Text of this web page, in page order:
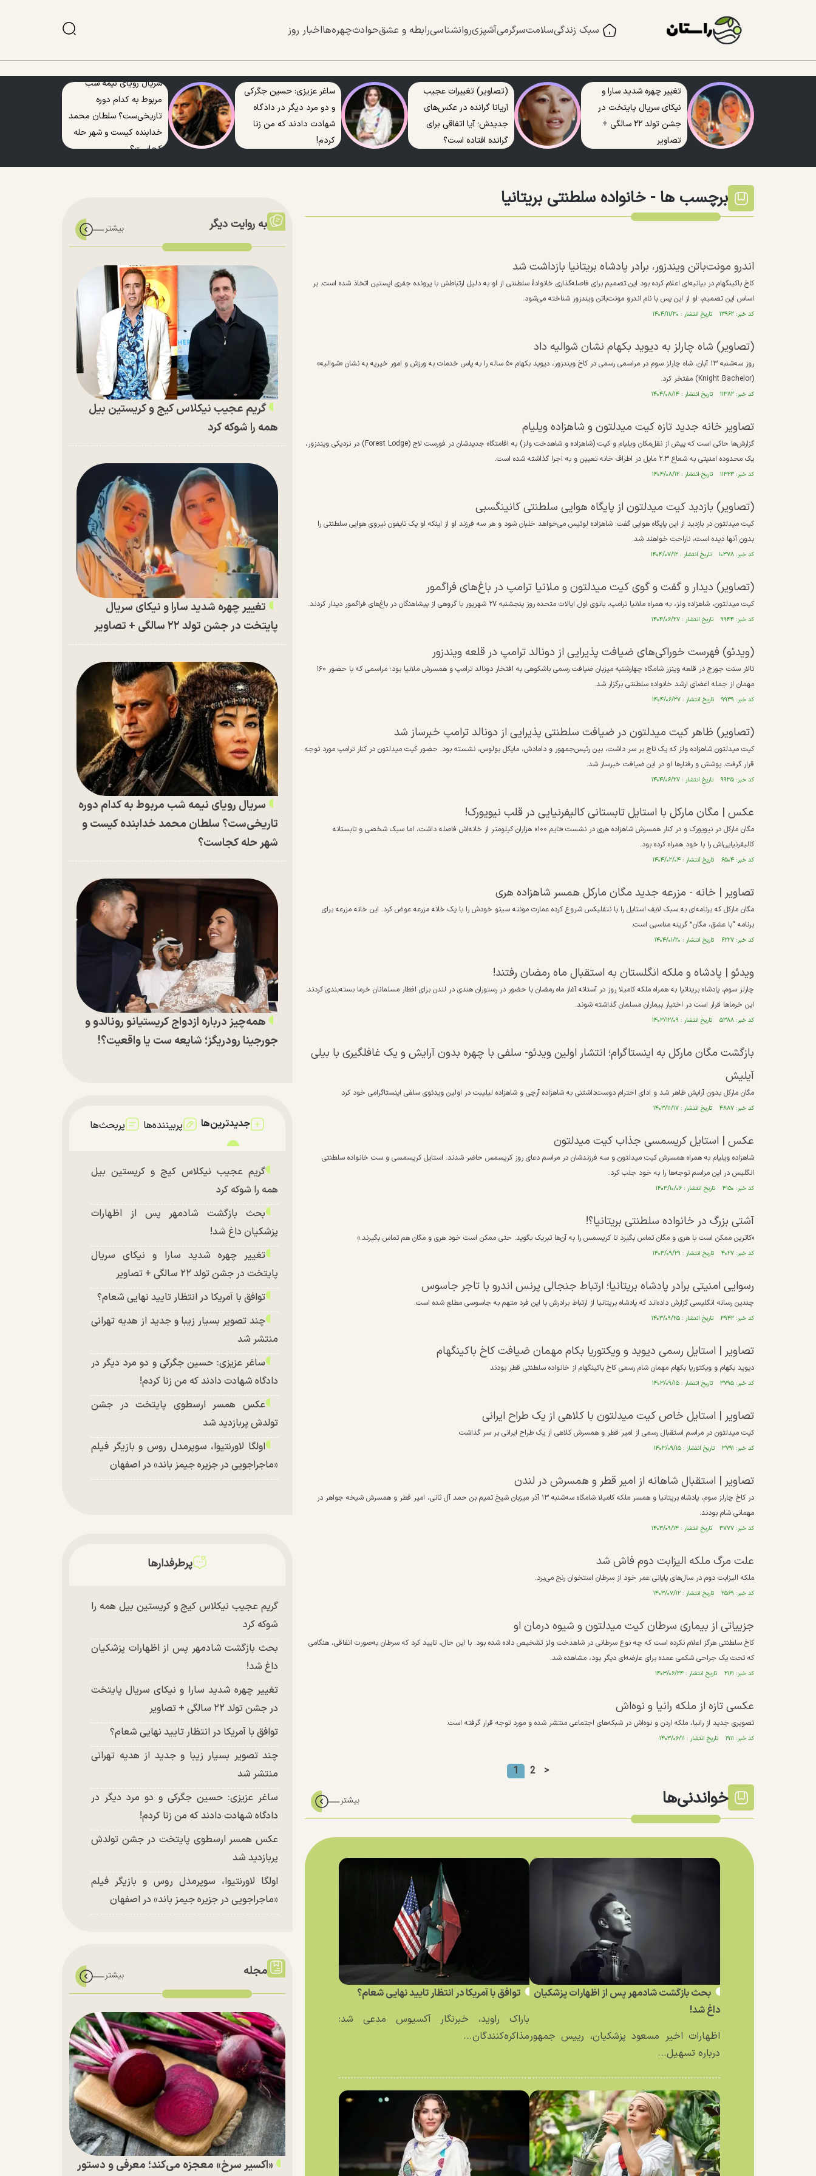
سبک زندگیسلامتسرگرمیآشپزیروانشناسیرابطه و عشقحوادثچهره‌هااخبار روز
تغییر چهره شدید سارا و
نیکای سریال پایتخت در
جشن تولد ۲۲ سالگی +
تصاویر
(تصاویر) تغییرات عجیب
آریانا گرانده در عکس‌های
جدیدش؛ آیا اتفاقی برای
گرانده افتاده است؟
ساغر عزیزی: حسین جگرکی
و دو مرد دیگر در دادگاه
شهادت دادند که من زنا
کردم!
سریال رویای نیمه شب
مربوط به کدام دوره
تاریخی‌ست؟ سلطان محمد
خدابنده کیست و شهر حله
کجاست؟
برچسب ها -خانواده سلطنتی بریتانیا
اندرو مونت‌باتن ویندزور، برادر پادشاه بریتانیا بازداشت شد
کاخ باکینگهام در بیانیه‌ای اعلام کرده بود این تصمیم برای فاصله‌گذاری خانوادهٔ سلطنتی از او به دلیل ارتباطش با پرونده جفری اپستین اتخاذ شده است. بر
اساس این تصمیم، او از این پس با نام اندرو مونت‌باتن ویندزور شناخته می‌شود.
کد خبر: ۱۳۹۶۲ تاریخ انتشار : ۱۴۰۴/۱۱/۳۰
(تصاویر) شاه چارلز به دیوید بکهام نشان شوالیه داد
روز سه‌شنبه ۱۳ آبان، شاه چارلز سوم در مراسمی رسمی در کاخ ویندزور، دیوید بکهام ۵۰ ساله را به پاس خدمات به ورزش و امور خیریه به نشان «شوالیه»
(Knight Bachelor) مفتخر کرد.
کد خبر: ۱۱۳۸۲ تاریخ انتشار : ۱۴۰۴/۰۸/۱۴
تصاویر خانه جدید تازه کیت میدلتون و شاهزاده ویلیام
گزارش‌ها حاکی است که پیش از نقل‌مکان ویلیام و کیت (شاهزاده و شاهدخت ولز) به اقامتگاه جدیدشان در فورست لاج (Forest Lodge) در نزدیکی ویندزور،
یک محدوده امنیتی به شعاع ۲.۳ مایل در اطراف خانه تعیین و به اجرا گذاشته شده است.
کد خبر: ۱۱۳۲۳ تاریخ انتشار : ۱۴۰۴/۰۸/۱۲
(تصاویر) بازدید کیت میدلتون از پایگاه هوایی سلطنتی کانینگسبی
کیت میدلتون در بازدید از این پایگاه هوایی گفت: شاهزاده لوئیس می‌خواهد خلبان شود و هر سه فرزند او از اینکه او یک تایفون نیروی هوایی سلطنتی را
بدون آنها دیده است، ناراحت خواهند شد.
کد خبر: ۱۰۳۷۸ تاریخ انتشار : ۱۴۰۴/۰۷/۱۲
(تصاویر) دیدار و گفت و گوی کیت میدلتون و ملانیا ترامپ در باغ‌های فراگمور
کیت میدلتون، شاهزاده ولز، به همراه ملانیا ترامپ، بانوی اول ایالات متحده روز پنجشنبه ۲۷ شهریور با گروهی از پیشاهنگان در باغ‌های فراگمور دیدار کردند.
کد خبر: ۹۹۴۴ تاریخ انتشار : ۱۴۰۴/۰۶/۲۷
(ویدئو) فهرست خوراکی‌های ضیافت پذیرایی از دونالد ترامپ در قلعه ویندزور
تالار سنت جورج در قلعه وینزر شامگاه چهارشنبه میزبان ضیافت رسمی باشکوهی به افتخار دونالد ترامپ و همسرش ملانیا بود؛ مراسمی که با حضور ۱۶۰
مهمان از جمله اعضای ارشد خانواده سلطنتی برگزار شد.
کد خبر: ۹۹۳۹ تاریخ انتشار : ۱۴۰۴/۰۶/۲۷
(تصاویر) ظاهر کیت میدلتون در ضیافت سلطنتی پذیرایی از دونالد ترامپ خبرساز شد
کیت میدلتون شاهزاده ولز که یک تاج بر سر داشت، بین رئیس‌جمهور و دامادش، مایکل بولوس، نشسته بود.⁠ حضور کیت میدلتون در کنار ترامپ مورد توجه
قرار گرفت. پوشش و رفتارها او در این ضیافت خبرساز شد.
کد خبر: ۹۹۳۵ تاریخ انتشار : ۱۴۰۴/۰۶/۲۷
عکس | مگان مارکل با استایل تابستانی کالیفرنیایی در قلب نیویورک!
مگان مارکل در نیویورک و در کنار همسرش شاهزاده هری در نشست «تایم ۱۰۰» هزاران کیلومتر از خانه‌اش فاصله داشت، اما سبک شخصی و تابستانه
کالیفرنیایی‌اش را با خود همراه کرده بود.
کد خبر: ۶۵۰۴ تاریخ انتشار : ۱۴۰۴/۰۲/۰۴
تصاویر | خانه - مزرعه جدید مگان مارکل همسر شاهزاده هری
مگان مارکل که برنامه‌ای به سبک لایف استایل را با نتفلیکس شروع کرده عمارت مونته سیتو خودش را با یک خانه مزرعه عوض کرد. این خانه مزرعه برای
برنامه “با عشق، مگان” گرینه مناسبی است.
کد خبر: ۶۲۲۷ تاریخ انتشار : ۱۴۰۴/۰۱/۲۰
ویدئو | پادشاه و ملکه انگلستان به استقبال ماه رمضان رفتند!
چارلز سوم، پادشاه بریتانیا به همراه ملکه کامیلا روز در آستانه آغاز ماه رمضان با حضور در رستوران هندی در لندن برای افطار مسلمانان خرما بسته‌بندی کردند.
این خرما‌ها قرار است در اختیار بیماران مسلمان گذاشته شوند.
کد خبر: ۵۳۸۸ تاریخ انتشار : ۱۴۰۳/۱۲/۰۹
بازگشت مگان مارکل به اینستاگرام؛ انتشار اولین ویدئو- سلفی با چهره بدون آرایش و یک غافلگیری با بیلی
آیلیش
مگان مارکل بدون آرایش ظاهر شد و ادای احترام دوست‌داشتنی به شاهزاده آرچی و شاهزاده لیلیبت در اولین ویدئوی سلفی اینستاگرامی خود کرد
کد خبر: ۴۸۸۷ تاریخ انتشار : ۱۴۰۳/۱۱/۱۷
عکس | استایل کریسمسی جذاب کیت میدلتون
شاهزاده ویلیام به همراه همسرش کیت میدلتون و سه فرزندشان در مراسم دعای روز کریسمس حاضر شدند. استایل کریسمسی و ست خانواده سلطنتی
انگلیس در این مراسم توجه‌ها را به خود جلب کرد.
کد خبر: ۴۱۵۰ تاریخ انتشار : ۱۴۰۳/۱۰/۰۶
آشتی بزرگ در خانواده سلطنتی بریتانیا؟!
«کاترین ممکن است با هری و مگان تماس بگیرد تا کریسمس را به آن‌ها تبریک بگوید. حتی ممکن است خود هری و مگان هم تماس بگیرند.»
کد خبر: ۴۰۲۷ تاریخ انتشار : ۱۴۰۳/۰۹/۲۹
رسوایی امنیتی برادر پادشاه بریتانیا؛ ارتباط جنجالی پرنس اندرو با تاجر جاسوس
چندین رسانه انگلیسی گزارش داده‌اند که پادشاه بریتانیا از ارتباط برادرش با این فرد متهم به جاسوسی مطلع شده است.
کد خبر: ۳۹۴۲ تاریخ انتشار : ۱۴۰۳/۰۹/۲۵
تصاویر | استایل رسمی دیوید و ویکتوریا بکام مهمان ضیافت کاخ باکینگهام
دیوید بکهام و ویکتوریا بکهام مهمان شام رسمی کاخ باکینگهام از خانواده سلطنتی قطر بودند
کد خبر: ۳۷۹۵ تاریخ انتشار : ۱۴۰۳/۰۹/۱۵
تصاویر | استایل خاص کیت میدلتون با کلاهی از یک طراح ایرانی
کیت میدلتون در مراسم استقبال رسمی از امیر قطر و همسرش کلاهی از یک طراح ایرانی بر سر گذاشت
کد خبر: ۳۷۹۱ تاریخ انتشار : ۱۴۰۳/۰۹/۱۵
تصاویر | استقبال شاهانه از امیر قطر و همسرش در لندن
در کاخ چارلز سوم، پادشاه بریتانیا و همسر ملکه کامیلا شامگاه سه‌شنبه ۱۳ آذر میزبان شیخ تمیم بن حمد آل ثانی، امیر قطر و همسرش شیخه جواهر در
مهمانی شام بودند.
کد خبر: ۳۷۷۷ تاریخ انتشار : ۱۴۰۳/۰۹/۱۴
علت مرگ ملکه الیزابت دوم فاش شد
ملکه الیزابت دوم در سال‌های پایانی عمر خود از سرطان استخوان رنج می‌برد.
کد خبر: ۲۵۶۹ تاریخ انتشار : ۱۴۰۳/۰۷/۱۲
جزییاتی از بیماری سرطان کیت میدلتون و شیوه درمان او
کاخ سلطنتی هرگز اعلام نکرده است که چه نوع سرطانی در شاهدخت ولز تشخیص داده شده بود. با این حال، تایید کرد که سرطان به‌صورت اتفاقی، هنگامی
که تحت یک جراحی شکمی عمده برای عارضه‌ای دیگر بود، مشاهده شد.
کد خبر: ۲۱۶۱ تاریخ انتشار : ۱۴۰۳/۰۶/۲۴
عکسی تازه از ملکه رانیا و نوه‌اش
تصویری جدید از رانیا، ملکه اردن و نوه‌اش در شبکه‌های اجتماعی منتشر شده و مورد توجه قرار گرفته است.
کد خبر: ۱۹۱۱ تاریخ انتشار : ۱۴۰۳/۰۶/۱۱
1 2 >
خواندنی‌ها
بحث بازگشت شادمهر پس از اظهارات پزشکیان
داغ شد!
اظهارات اخیر مسعود پزشکیان، رییس جمهور
درباره تسهیل...
توافق با آمریکا در انتظار تایید نهایی شعام؟
باراک راوید، خبرنگار آکسیوس مدعی شد:
مذاکره‌کنندگان...
به روایت دیگر
گریم عجیب نیکلاس کیج و کریستین بیل
همه را شوکه کرد
تغییر چهره شدید سارا و نیکای سریال
پایتخت در جشن تولد ۲۲ سالگی + تصاویر
سریال رویای نیمه شب مربوط به کدام دوره
تاریخی‌ست؟ سلطان محمد خدابنده کیست و
شهر حله کجاست؟
همه‌چیز درباره ازدواج کریستیانو رونالدو و
جورجینا رودریگز؛ شایعه ست یا واقعیت؟!
جدیدترین‌ها پربیننده‌ها پربحث‌ها
گریم عجیب نیکلاس کیج و کریستین بیل
همه را شوکه کرد
بحث بازگشت شادمهر پس از اظهارات
پزشکیان داغ شد!
تغییر چهره شدید سارا و نیکای سریال
پایتخت در جشن تولد ۲۲ سالگی + تصاویر
توافق با آمریکا در انتظار تایید نهایی شعام؟
چند تصویر بسیار زیبا و جدید از هدیه تهرانی
منتشر شد
ساغر عزیزی: حسین جگرکی و دو مرد دیگر در
دادگاه شهادت دادند که من زنا کردم!
عکس همسر ارسطوی پایتخت در جشن
تولدش پربازدید شد
اولگا لاورنتیوا، سوپرمدل روس و بازیگر فیلم
«ماجراجویی در جزیره جیمز باند» در اصفهان
پرطرفدارها
گریم عجیب نیکلاس کیج و کریستین بیل همه را
شوکه کرد
بحث بازگشت شادمهر پس از اظهارات پزشکیان
داغ شد!
تغییر چهره شدید سارا و نیکای سریال پایتخت
در جشن تولد ۲۲ سالگی + تصاویر
توافق با آمریکا در انتظار تایید نهایی شعام؟
چند تصویر بسیار زیبا و جدید از هدیه تهرانی
منتشر شد
ساغر عزیزی: حسین جگرکی و دو مرد دیگر در
دادگاه شهادت دادند که من زنا کردم!
عکس همسر ارسطوی پایتخت در جشن تولدش
پربازدید شد
اولگا لاورنتیوا، سوپرمدل روس و بازیگر فیلم
«ماجراجویی در جزیره جیمز باند» در اصفهان
مجله
«اکسیر سرخ» معجزه می‌کند؛ معرفی و دستور